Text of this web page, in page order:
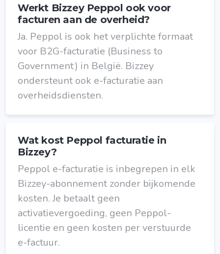
Werkt Bizzey Peppol ook voor
facturen aan de overheid?
Ja. Peppol is ook het verplichte formaat
voor B2G-facturatie (Business to
Government) in België. Bizzey
ondersteunt ook e-facturatie aan
overheidsdiensten.
Wat kost Peppol facturatie in
Bizzey?
Peppol e-facturatie is inbegrepen in elk
Bizzey-abonnement zonder bijkomende
kosten. Je betaalt geen
activatievergoeding, geen Peppol-
licentie en geen kosten per verstuurde
e-factuur.